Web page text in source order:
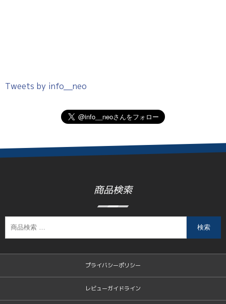
Tweets by info__neo
商品検索
検索
プライバシーポリシー
レビューガイドライン